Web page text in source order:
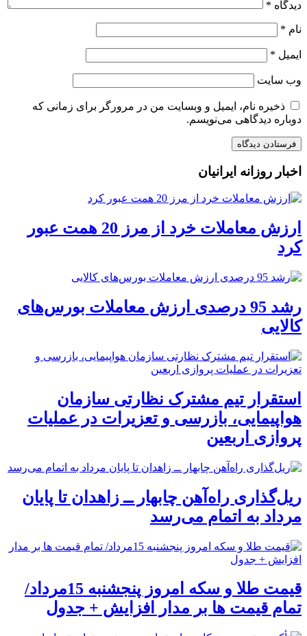
دیدگاه *
نام *
ایمیل *
وب‌ سایت
ذخیره نام، ایمیل و وبسایت من در مرورگر برای زمانی که
دوباره دیدگاهی می‌نویسم.
اخبار روزانه ایرانیان
ارزش معاملات خرد از مرز 20 همت عبور
کرد
رشد 95 درصدی ارزش معاملات بورس‌های
کالایی
استقرار تیم مشترک نظارتی سازمان
هواپیمایی، بازرسی و تعزیرات در عملیات
پروازی اربعین
ریل‌گذاری راه‌آهن چابهار ــ زاهدان تا پایان
مرداد به اتمام می‌رسد
قیمت طلا و سکه امروز پنجشنبه 15مرداد/
تمام قیمت ها بر مدار افزایش + جدول